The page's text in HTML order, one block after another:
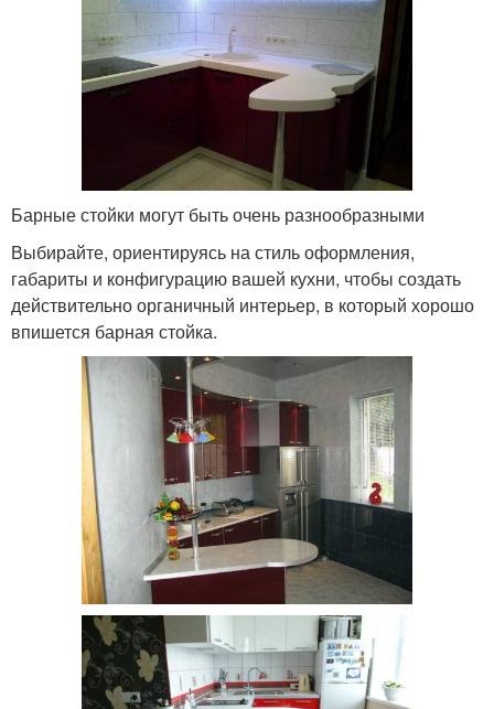
Барные стойки могут быть очень разнообразными
Выбирайте, ориентируясь на стиль оформления,
габариты и конфигурацию вашей кухни, чтобы создать
действительно органичный интерьер, в который хорошо
впишется барная стойка.